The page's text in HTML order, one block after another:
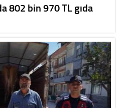
802 bin 970 TL gıda